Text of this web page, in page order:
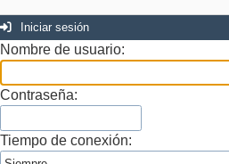
Iniciar sesión
Nombre de usuario:
Contraseña:
Tiempo de conexión: